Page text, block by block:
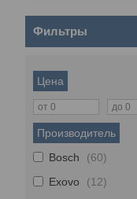
Фильтры
Цена
Производитель
Bosch
60
Exovo
12